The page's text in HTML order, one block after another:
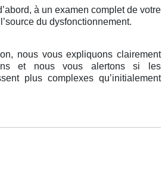
à un examen complet de votre
du dysfonctionnement.
nous vous expliquons clairement
et nous vous alertons si les
plus complexes qu’initialement